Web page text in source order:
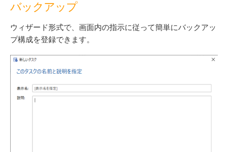
バックアップ
ウィザード形式で、画面内の指示に従って簡単にバックアッ
プ構成を登録できます。